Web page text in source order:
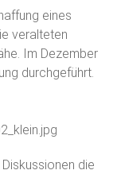
eines
veralteten
Im Dezember
durchgeführt.
die